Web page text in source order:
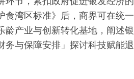
食湾区标准》后，商界可在统
龄产业与创新转化基地，阐述
务与保障安排」探讨科技赋能